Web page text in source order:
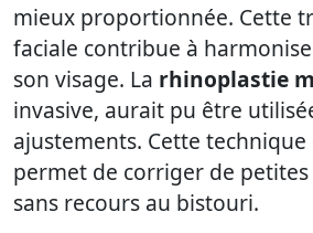
mieux proportionnée. Cette
faciale contribue à
son visage. La rhinoplastie
invasive, aurait pu être
ajustements. Cette
permet de corriger de
sans recours au bistouri.